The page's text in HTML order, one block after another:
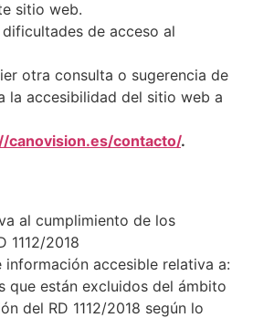
sitio web.
de acceso al
otra consulta o sugerencia de
la accesibilidad del sitio web a
canovision.es/contacto/.
al cumplimiento de los
1112/2018
información accesible relativa a:
que están excluidos del ámbito
del RD 1112/2018 según lo